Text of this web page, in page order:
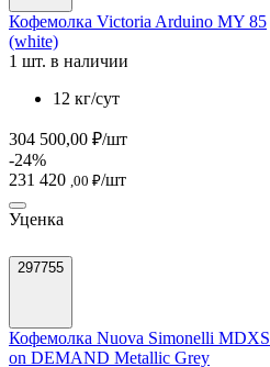
Кофемолка Victoria Arduino MY 85
(white)
1 шт. в наличии
12 кг/сут
304 500,00 ₽/шт
-24%
231 420 ,00 ₽/шт
Уценка
297755
Кофемолка Nuova Simonelli MDXS
on DEMAND Metallic Grey